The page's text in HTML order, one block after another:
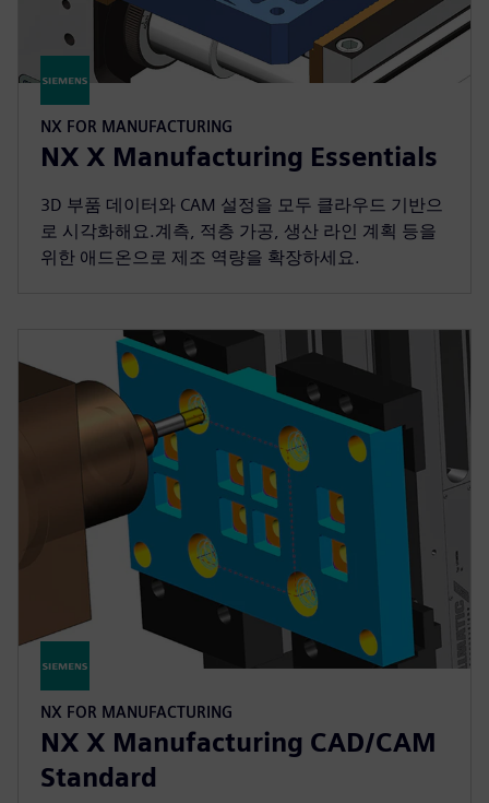
NX FOR MANUFACTURING
NX X Manufacturing Essentials
3D 부품 데이터와 CAM 설정을 모두 클라우드 기반으
로 시각화해요.계측, 적층 가공, 생산 라인 계획 등을
위한 애드온으로 제조 역량을 확장하세요.
NX FOR MANUFACTURING
NX X Manufacturing CAD/CAM
Standard